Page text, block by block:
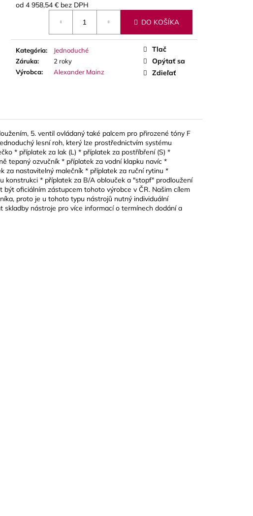
od 4 958,54 € bez DPH
DO KOŠÍKA
Kategória:
Jednoduché
Záruka:
2 roky
Výrobca: Alexander Mainz
Tlač
Opýtať sa
Zdieľať
5. ventil ovládaný také palcem pro přirozené tóny F
lesní roh, který lze prostřednictvím systému
* příplatek za lak (L) * příplatek za postříbření (S) *
tepaný ozvučník * příplatek za vodní klapku navíc *
za nastavitelný malečník * příplatek za ruční rytinu *
konstrukci * příplatek za B/A oblouček a "stopf" prodloužení
oficiálním zástupcem tohoto výrobce v ČR. Našim cílem
proto je u tohoto typu nástrojů nutný individuální
skladby nástroje pro více informací o termínech dodání a
JAVA RED CUT PLÁTKY
SAXOFÓN